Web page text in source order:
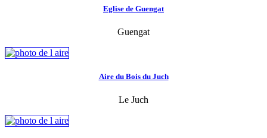
Eglise de Guengat
Guengat
Aire du Bois du Juch
Le Juch